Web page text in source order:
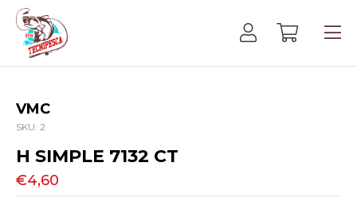
VMC
SKU: 2
H SIMPLE 7132 CT
€4,60